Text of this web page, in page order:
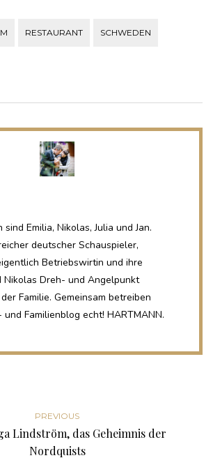
RESTAURANT SCHWEDEN
Emilia, Nikolas, Julia und Jan.
deutscher Schauspieler,
Betriebswirtin und ihre
Nikolas Dreh- und Angelpunkt
Familie. Gemeinsam betreiben
Familienblog echt! HARTMANN.
PREVIOUS
Lindström, das Geheimnis der
Nordquists